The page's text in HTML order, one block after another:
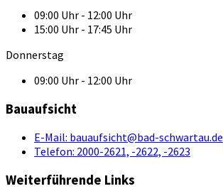
09:00 Uhr - 12:00 Uhr
15:00 Uhr - 17:45 Uhr
Donnerstag
09:00 Uhr - 12:00 Uhr
Bauaufsicht
E-Mail: bauaufsicht@bad-schwartau.de
Telefon: 2000-2621, -2622, -2623
Weiterführende Links